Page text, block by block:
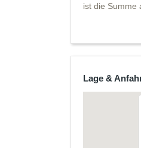
ist die Summe
Lage &